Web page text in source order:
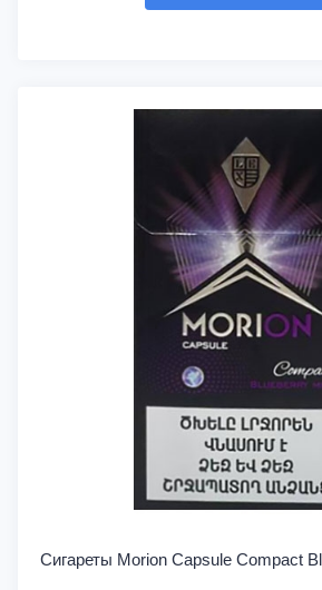
Сигареты Morion Capsule Compact